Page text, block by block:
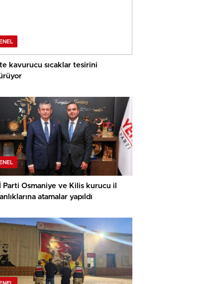
kavurucu sıcaklar tesirini
Parti Osmaniye ve Kilis kurucu il
atamalar yapıldı